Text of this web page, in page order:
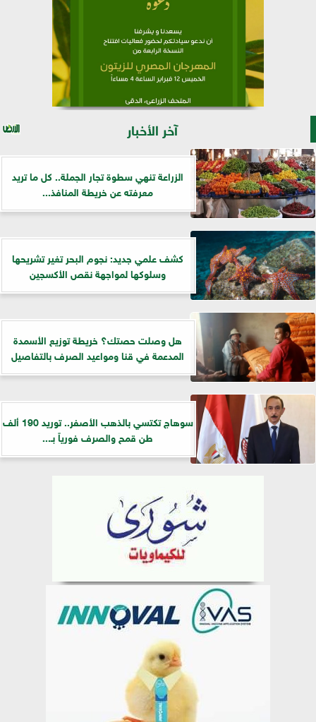
آخر الأخبار
الزراعة تنهي سطوة تجار الجملة.. كل ما تريد
معرفته عن خريطة المنافذ...
كشف علمي جديد: نجوم البحر تغير تشريحها
وسلوكها لمواجهة نقص الأكسجين
هل وصلت حصتك؟ خريطة توزيع الأسمدة
المدعمة في قنا ومواعيد الصرف بالتفاصيل
سوهاج تكتسي بالذهب الأصفر.. توريد 190 ألف
طن قمح والصرف فورياً بـ...